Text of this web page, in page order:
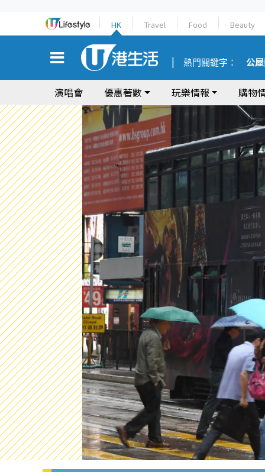
HK Travel Food Beauty
熱門關鍵字： 公
演唱會 優惠著數 玩樂情報 購物